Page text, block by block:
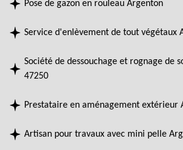
Pose de gazon en rouleau Argenton
Service d'enlèvement de tout végétaux
Société de dessouchage et rognage de
47250
Prestataire en aménagement extérieur
Artisan pour travaux avec mini pelle